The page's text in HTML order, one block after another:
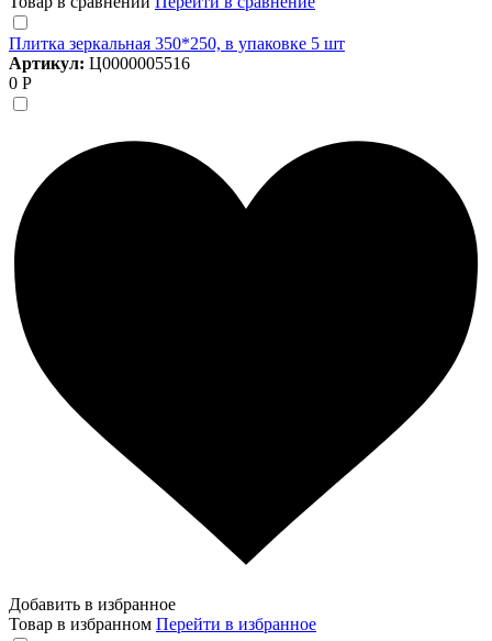
Плитка зеркальная 350*250, в упаковке 5 шт
Артикул: Ц0000005516
0 Р
Добавить в избранное
Товар в избранном Перейти в избранное